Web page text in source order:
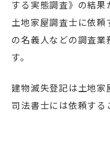
する実態調査》の結果
土地家屋調査士に依
の名義人などの調査
す。
建物滅失登記は土地家
司法書士には依頼する